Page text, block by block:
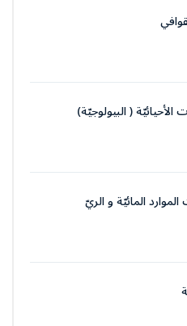
( البيولوجيّة)
المائيّة و الريّ